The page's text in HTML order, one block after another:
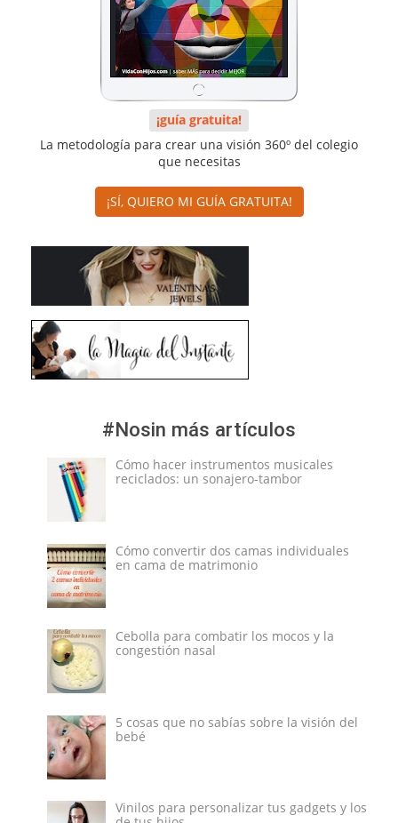
¡guía gratuita!
La metodología para crear una visión 360º del colegio
que necesitas
¡SÍ, QUIERO MI GUÍA GRATUITA!
#Nosin más artículos
Cómo hacer instrumentos musicales
reciclados: un sonajero-tambor
Cómo convertir dos camas individuales
en cama de matrimonio
Cebolla para combatir los mocos y la
congestión nasal
5 cosas que no sabías sobre la visión del
bebé
Vinilos para personalizar tus gadgets y los